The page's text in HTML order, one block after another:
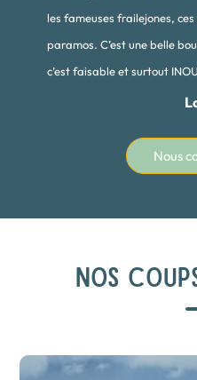
les fameuses frailejones,
paramos. C’est une belle
c’est faisable et surtout
Nous
NOS